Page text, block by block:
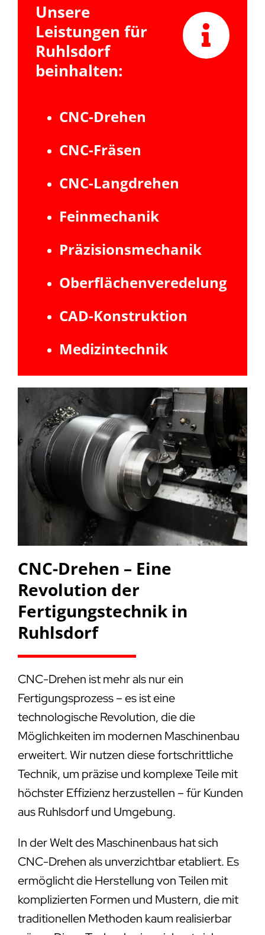
Unsere
Leistungen für
Ruhlsdorf
beinhalten:
CNC-Drehen
CNC-Fräsen
CNC-Langdrehen
Feinmechanik
Präzisionsmechanik
Oberflächenveredelung
CAD-Konstruktion
Medizintechnik
CNC-Drehen – Eine
Revolution der
Fertigungstechnik in
Ruhlsdorf
CNC-Drehen ist mehr als nur ein
Fertigungsprozess – es ist eine
technologische Revolution, die die
Möglichkeiten im modernen Maschinenbau
erweitert. Wir nutzen diese fortschrittliche
Technik, um präzise und komplexe Teile mit
höchster Effizienz herzustellen – für Kunden
aus Ruhlsdorf und Umgebung.
In der Welt des Maschinenbaus hat sich
CNC-Drehen als unverzichtbar etabliert. Es
ermöglicht die Herstellung von Teilen mit
komplizierten Formen und Mustern, die mit
traditionellen Methoden kaum realisierbar